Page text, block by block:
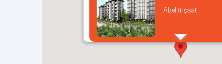
Abel İnşaat